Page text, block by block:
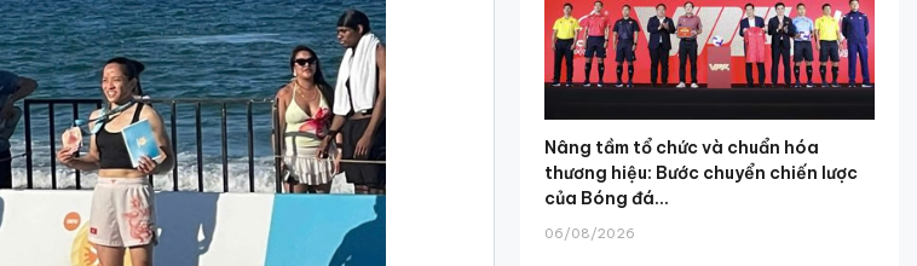
Nâng tầm tổ chức và chuẩn hóa
thương hiệu: Bước chuyển chiến lược
của Bóng đá...
06/08/2026